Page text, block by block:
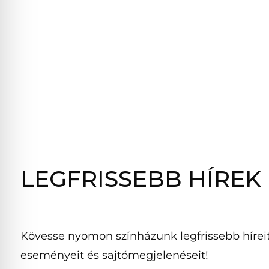
LEGFRISSEBB HÍREK
Kövesse nyomon színházunk legfrissebb
eseményeit és sajtómegjelenéseit!